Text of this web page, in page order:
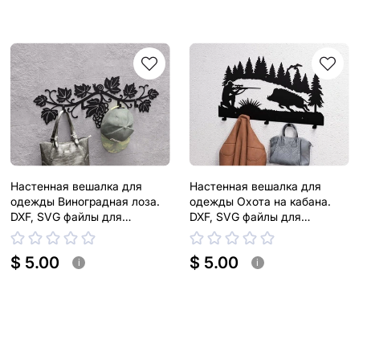
Настенная вешалка для
одежды Виноградная лоза.
DXF, SVG файлы для
плазменной, лазерной резки
$ 5.00 i
Настенная вешалка для
одежды Охота на кабана.
DXF, SVG файлы для
плазменной, лазерной резки
$ 5.00 i